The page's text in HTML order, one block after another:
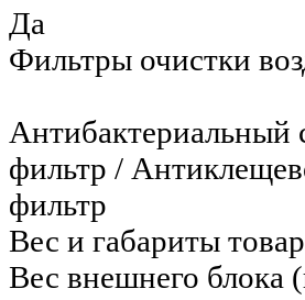
Да
Фильтры очистки
Антибактериальный
фильтр /
фильтр
Вес и габариты
Вес внешнего блока